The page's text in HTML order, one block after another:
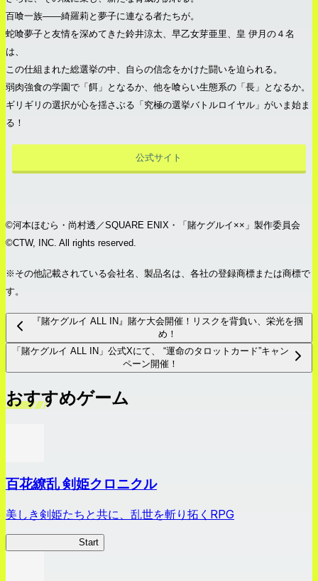
百喰一族――綺羅莉と夢子に連なる者たちが。
蛇喰夢子と友情を深めてきた鈴井涼太、早乙女芽亜里、皇 伊月の４名
は、
この仕組まれた総選挙の中、自らの信念をかけた闘いを迫られる。
弱肉強食の学園で「餌」となるか、他を喰らい生態系の「長」となるか。
ギリギリの選択が心を揺さぶる「究極の選挙バトルロイヤル」がいま始ま
る！
公式サイト
©河本ほむら・尚村透／SQUARE ENIX・「賭ケグルイ××」製作委員会
©CTW, INC. All rights reserved.
※その他記載されている会社名、製品名は、各社の登録商標または商標で
す。
『賭ケグルイ ALL IN』賭ケ大会開催！リスクを背負い、栄光を掴
め！
「賭ケグルイ ALL IN」公式Xにて、 “運命のタロットカード”キャン
ペーン開催！
おすすめゲーム
百花繚乱 剣姫クロニクル
美しき剣姫たちと共に、乱世を斬り拓くRPG
Start